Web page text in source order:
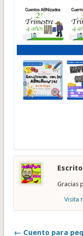
Gracias
Visita
← Cuento para